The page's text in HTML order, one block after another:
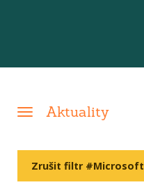
Aktuality
Zrušit filtr #Microsoft